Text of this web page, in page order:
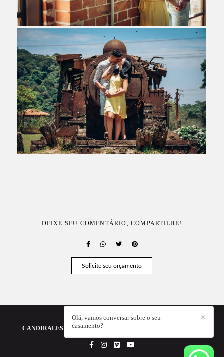
DEIXE SEU COMENTÁRIO, COMPARTILHE!
Solicite seu orçamento
CANDIRALES - A FOTOGRAFIA DA SUA HISTÓRIA
✕
Olá, vamos conversar sobre o seu
casamento?